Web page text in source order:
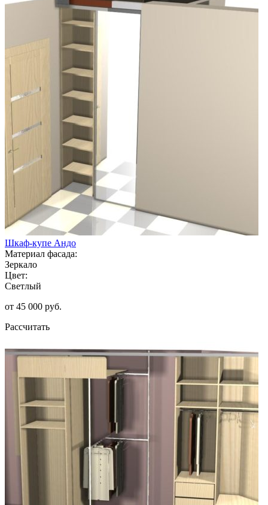
Шкаф-купе Андо
Материал фасада:
Зеркало
Цвет:
Светлый
от 45 000 руб.
Рассчитать